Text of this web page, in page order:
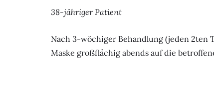
38-jähriger Patient
Nach 3-wöchiger Behandlung (jeden 2ten
Maske großflächig abends auf die